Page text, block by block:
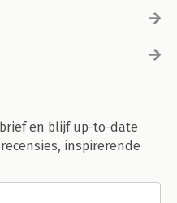
en blijf up-to-date
inspirerende